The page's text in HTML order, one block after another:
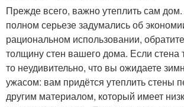
Прежде всего, важно утеплить сам
полном серьезе задумались об
рациональном использовании,
толщину стен вашего дома. Если стена
то неудивительно, что вы ожидаете
ужасом: вам придётся утеплить стены
другим материалом, который имеет